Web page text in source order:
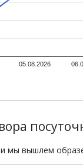
05.08.2026
мы вышлем